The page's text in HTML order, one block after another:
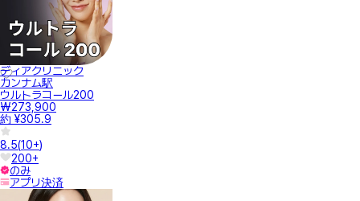
ディアクリニック
カンナム駅
ウルトラコール200
₩273,900
約 ¥305.9
8.5(10+)
200+
のみ
アプリ決済